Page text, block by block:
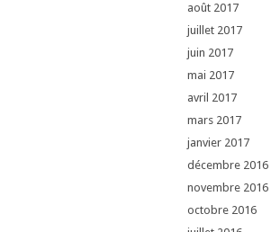
août 2017
juillet 2017
juin 2017
mai 2017
avril 2017
mars 2017
janvier 2017
décembre 2016
novembre 2016
octobre 2016